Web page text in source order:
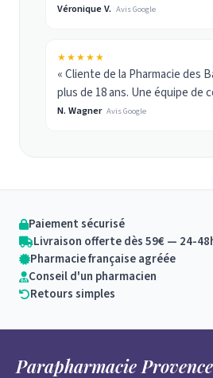
Véronique V. Avis Google
★★★★★
« Cliente de la Pharmacie des
plus de 18 ans. Une équipe de
N. Wagner Avis Google
Paiement sécurisé
Livraison offerte dès 59€ — 24-
Pharmacie française agréée
Conseil d'un pharmacien
Retours simples
Parapharmacie Provence